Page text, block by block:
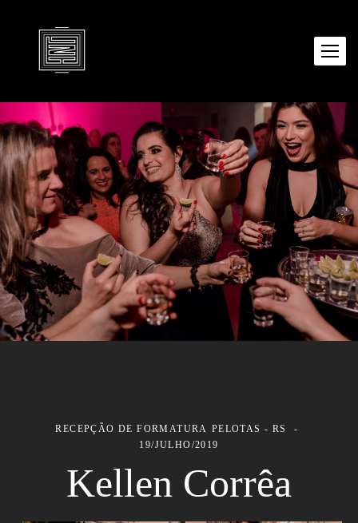
RECEPÇÃO DE FORMATURA PELOTAS - RS
19/JULHO/2019
Kellen Corrêa